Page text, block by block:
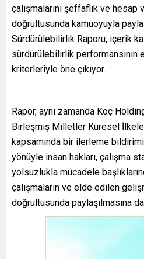
çalışmalarını şeffaflık ve
doğrultusunda kamuoyuyla
Sürdürülebilirlik Raporu, içerik
sürdürülebilirlik performansının
kriterleriyle öne çıkıyor.
Rapor, aynı zamanda Koç
Birleşmiş Milletler Küresel
kapsamında bir ilerleme
yönüyle insan hakları, çalışma
yolsuzlukla mücadele
çalışmaların ve elde edilen
doğrultusunda paylaşılmasına